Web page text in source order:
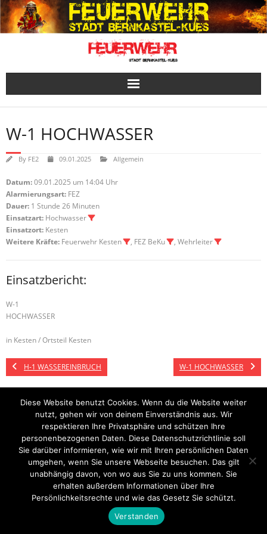
Skip
to
content
W-1 HOCHWASSER
By FE2 09.01.2025 Allgemein
Datum:09.01.2025 um 14:04 Uhr
Alarmierungsart: FEZ
Dauer: 1 Stunde 26 Minuten
Einsatzart: Hochwasser
Einsatzort: Kesten
Weitere Kräfte: Feuerwehr Kesten , FEZ BeKu , Wehrleiter
Einsatzbericht:
W-1
HOCHWASSER
in Kesten / Ortsteil Kesten
H-1 WASSEREINBRUCH W-1 HOCHWASSER
Startseite Einsätze Mitglied werden Über uns
Bilder
Kontakt
Theme byThink Up Themes Ltd. Powered byWordPress.
Diese Website benutzt Cookies. Wenn du die Website weiter
nutzt, gehen wir von deinem Einverständnis aus. Wir
respektieren Ihre Privatsphäre und schützen Ihre
personenbezogenen Daten. Diese Datenschutzrichtlinie soll
Sie darüber informieren, wie wir mit Ihren persönlichen Daten
umgehen, wenn Sie unsere Webseite besuchen. Das gilt
unabhängig davon, von wo aus Sie zu uns kommen. Sie
erhalten außerdem Informationen über Ihre
Persönlichkeitsrechte und wie das Gesetz Sie schützt.
Verstanden